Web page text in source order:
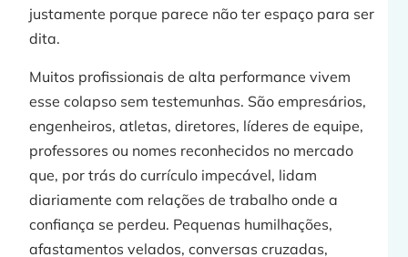
justamente porque parece não ter espaço para ser
dita.
Muitos profissionais de alta performance vivem
esse colapso sem testemunhas. São empresários,
engenheiros, atletas, diretores, líderes de equipe,
professores ou nomes reconhecidos no mercado
que, por trás do currículo impecável, lidam
diariamente com relações de trabalho onde a
confiança se perdeu. Pequenas humilhações,
afastamentos velados, conversas cruzadas,